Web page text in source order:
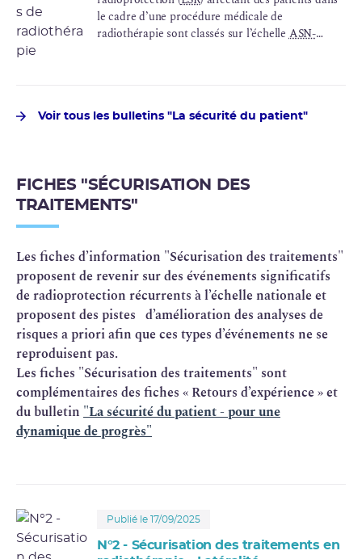
le cadre d’une procédure médicale de
radiothérapie sont classés sur l’échelleASN-
8 niveaux : les écarts de 0 à 1, les incidents de 2 à
CTCAE).
Voir tous les bulletins "La sécurité du patient"
FICHES "SÉCURISATION DES
TRAITEMENTS"
Les fiches d’information "Sécurisation des traitements"
proposent de revenir sur des événements significatifs
de radioprotection récurrents à l’échelle nationale et
proposent des pistes d’amélioration des analyses de
risques a priori afin que ces types d’événements ne se
reproduisent pas.
Les fiches "Sécurisation des traitements" sont
complémentaires des fiches « Retours d’expérience » et
du bulletin "La sécurité du patient - pour une
dynamique de progrès"
Publié le 17/09/2025
N°2 - Sécurisation des traitements en